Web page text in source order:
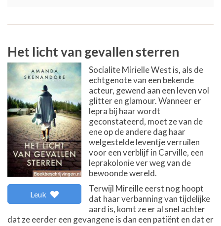
Het licht van gevallen sterren
Leuk
Socialite Mirielle West is, als de
echtgenote van een bekende
acteur, gewend aan een leven vol
glitter en glamour. Wanneer er
lepra bij haar wordt
geconstateerd, moet ze van de
ene op de andere dag haar
welgestelde leventje verruilen
voor een verblijf in Carville, een
leprakolonie ver weg van de
bewoonde wereld.
Terwijl Mireille eerst nog hoopt
dat haar verbanning van tijdelijke
aard is, komt ze er al snel achter
dat ze eerder een gevangene is dan een patiënt en dat er